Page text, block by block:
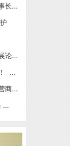
长...
论...
-...
商...
...